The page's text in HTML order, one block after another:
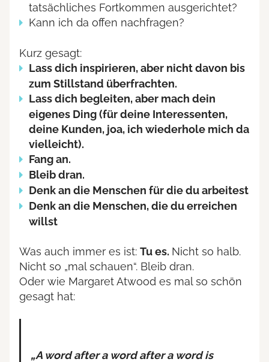
tatsächliches Fortkommen ausgerichtet?
Kann ich da offen nachfragen?
Kurz gesagt:
Lass dich inspirieren, aber nicht davon bis
zum Stillstand überfrachten.
Lass dich begleiten, aber mach dein
eigenes Ding (für deine Interessenten,
deine Kunden, joa, ich wiederhole mich da
vielleicht).
Fang an.
Bleib dran.
Denk an die Menschen für die du arbeitest
Denk an die Menschen, die du erreichen
willst
Was auch immer es ist: Tu es. Nicht so halb.
Nicht so „mal schauen“. Bleib dran.
Oder wie Margaret Atwood es mal so schön
gesagt hat:
„A word after a word after a word is